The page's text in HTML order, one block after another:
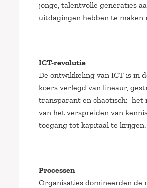
jonge, talentvolle generaties
uitdagingen hebben te
ICT-revolutie
De ontwikkeling van ICT is in
koers verlegd van lineaur,
transparant en chaotisch: het
van het verspreiden van
toegang tot kapitaal te krijgen.
Processen
Organisaties domineerden de